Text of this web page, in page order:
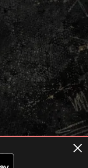
Policy